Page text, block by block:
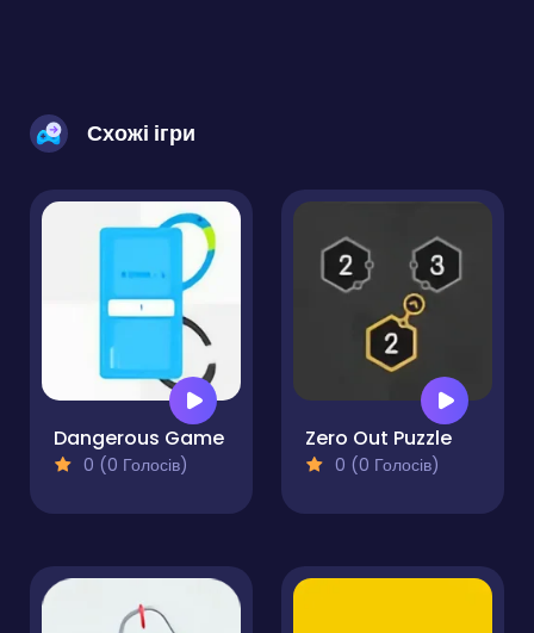
Схожі ігри
Dangerous Game
0 (0 Голосів)
Zero Out Puzzle
0 (0 Голосів)